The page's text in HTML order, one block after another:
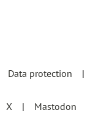
Data protection
X Mastodon